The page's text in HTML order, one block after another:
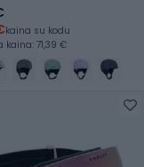
kaina su kodu
kaina: 71,39 €